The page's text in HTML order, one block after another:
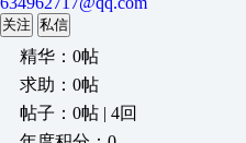
关注 私信
精华：0帖
求助：0帖
帖子：0帖 | 4回